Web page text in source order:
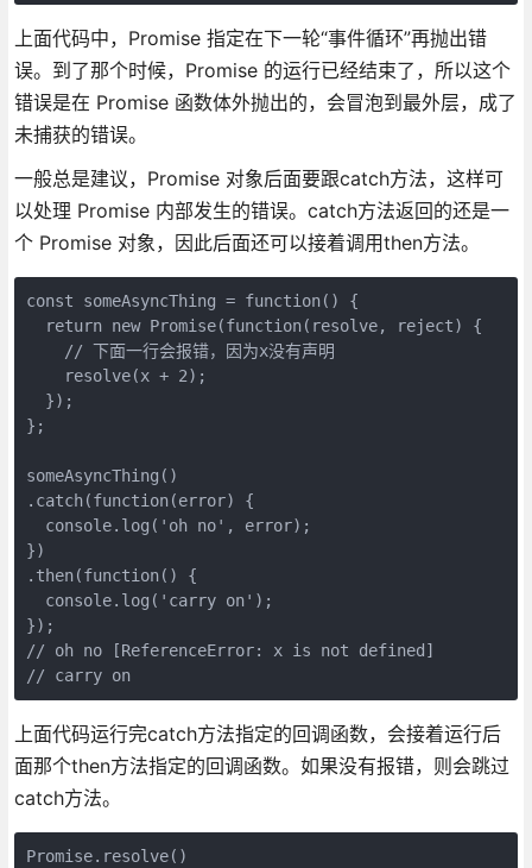
上面代码中，Promise 指定在下一轮“事件循环”再抛出错
误。到了那个时候，Promise 的运行已经结束了，所以这个
错误是在 Promise 函数体外抛出的，会冒泡到最外层，成了
未捕获的错误。
一般总是建议，Promise 对象后面要跟catch方法，这样可
以处理 Promise 内部发生的错误。catch方法返回的还是一
个 Promise 对象，因此后面还可以接着调用then方法。
const someAsyncThing = function() {
  return new Promise(function(resolve, reject) {
    // 下面一行会报错，因为x没有声明
    resolve(x + 2);
  });
};
someAsyncThing()
.catch(function(error) {
  console.log('oh no', error);
})
.then(function() {
  console.log('carry on');
});
// oh no [ReferenceError: x is not defined]
// carry on
上面代码运行完catch方法指定的回调函数，会接着运行后
面那个then方法指定的回调函数。如果没有报错，则会跳过
catch方法。
Promise.resolve()